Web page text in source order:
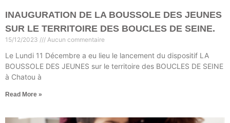
INAUGURATION DE LA BOUSSOLE DES JEUNES
SUR LE TERRITOIRE DES BOUCLES DE SEINE.
15/12/2023 Aucun commentaire
Le Lundi 11 Décembre a eu lieu le lancement du dispositif LA
BOUSSOLE DES JEUNES sur le territoire des BOUCLES DE SEINE
à Chatou à
Read More »